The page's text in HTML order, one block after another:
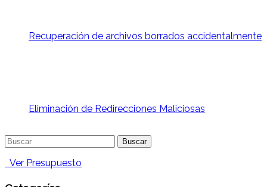
Recuperación de archivos borrados accidentalmente
Eliminación de Redirecciones Maliciosas
Buscar:
Ver Presupuesto